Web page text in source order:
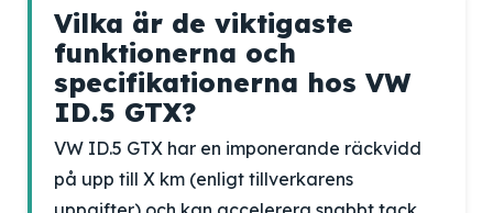
Vilka är de viktigaste
funktionerna och
specifikationerna hos VW
ID.5 GTX?
VW ID.5 GTX har en imponerande räckvidd
på upp till X km (enligt tillverkarens